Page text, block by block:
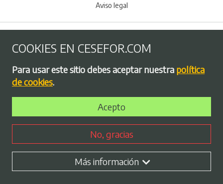
Menú del pie
Aviso legal
Política de privacidad
Bolsa de empleo
Perfil contratante
COOKIES EN CESEFOR.COM
Para usar este sitio debes aceptar nuestra política
de cookies.
Acepto
No, gracias
Más información